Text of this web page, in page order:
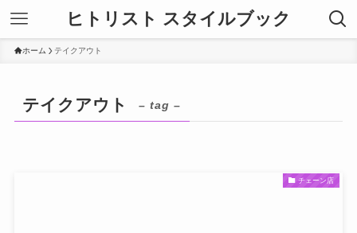
ヒトリスト スタイルブック
ホーム テイクアウト
テイクアウト – tag –
チェーン店